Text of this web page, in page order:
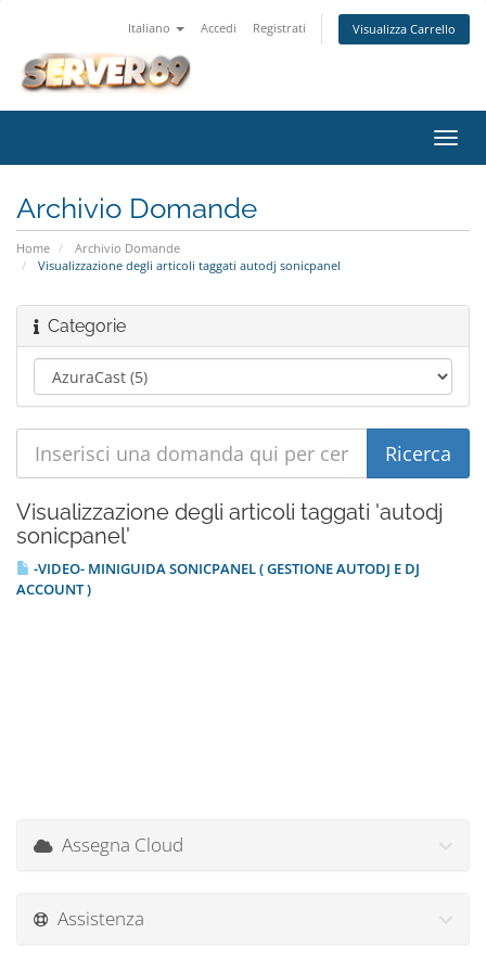
Italiano Accedi Registrati Visualizza Carrello
Attiva
Archivio Domande
Home
Archivio Domande
Visualizzazione degli articoli taggati autodj sonicpanel
Categorie
Visualizzazione degli articoli taggati 'autodj
sonicpanel'
-VIDEO- MINIGUIDA SONICPANEL ( GESTIONE AUTODJ E DJ
ACCOUNT )
Assegna Cloud
Assistenza